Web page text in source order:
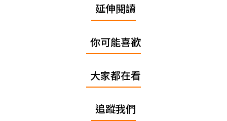
延伸閱讀
你可能喜歡
大家都在看
追蹤我們